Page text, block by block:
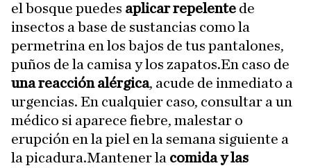
el bosque puedes aplicar repelente de
insectos a base de sustancias como la
permetrina en los bajos de tus pantalones,
puños de la camisa y los zapatos.En caso de
una reacción alérgica, acude de inmediato a
urgencias. En cualquier caso, consultar a un
médico si aparece fiebre, malestar o
erupción en la piel en la semana siguiente a
la picadura.Mantener la comida y las